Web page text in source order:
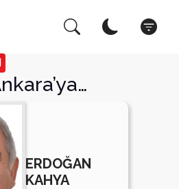
ERDOĞAN
KAHYA
Kapat